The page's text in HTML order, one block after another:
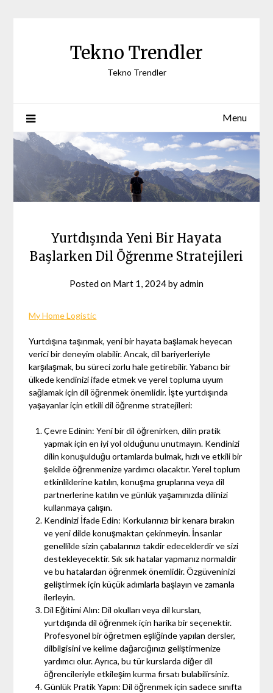
Tekno Trendler
Tekno Trendler
Menu
Yurtdışında Yeni Bir Hayata
Başlarken Dil Öğrenme Stratejileri
Posted on Mart 1, 2024byadmin
My Home Logistic
Yurtdışına taşınmak, yeni bir hayata başlamak heyecan
verici bir deneyim olabilir. Ancak, dil bariyerleriyle
karşılaşmak, bu süreci zorlu hale getirebilir. Yabancı bir
ülkede kendinizi ifade etmek ve yerel topluma uyum
sağlamak için dil öğrenmek önemlidir. İşte yurtdışında
yaşayanlar için etkili dil öğrenme stratejileri:
Çevre Edinin: Yeni bir dil öğrenirken, dilin pratik
yapmak için en iyi yol olduğunu unutmayın. Kendinizi
dilin konuşulduğu ortamlarda bulmak, hızlı ve etkili bir
şekilde öğrenmenize yardımcı olacaktır. Yerel toplum
etkinliklerine katılın, konuşma gruplarına veya dil
partnerlerine katılın ve günlük yaşamınızda dilinizi
kullanmaya çalışın.
Kendinizi İfade Edin: Korkularınızı bir kenara bırakın
ve yeni dilde konuşmaktan çekinmeyin. İnsanlar
genellikle sizin çabalarınızı takdir edeceklerdir ve sizi
destekleyecektir. Sık sık hatalar yapmanız normaldir
ve bu hatalardan öğrenmek önemlidir. Özgüveninizi
geliştirmek için küçük adımlarla başlayın ve zamanla
ilerleyin.
Dil Eğitimi Alın: Dil okulları veya dil kursları,
yurtdışında dil öğrenmek için harika bir seçenektir.
Profesyonel bir öğretmen eşliğinde yapılan dersler,
dilbilgisini ve kelime dağarcığınızı geliştirmenize
yardımcı olur. Ayrıca, bu tür kurslarda diğer dil
öğrencileriyle etkileşim kurma fırsatı bulabilirsiniz.
Günlük Pratik Yapın: Dil öğrenmek için sadece sınıfta